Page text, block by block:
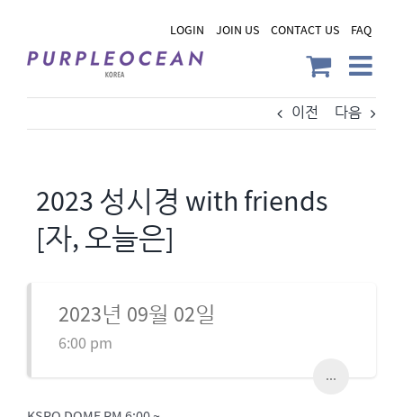
content
LOGIN JOIN US CONTACT US FAQ
이전 다음
2023 성시경 with friends
[자, 오늘은]
2023년 09월 02일
6:00 pm
...